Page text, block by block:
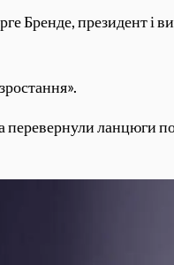
Бренде, президент і
перевернули ланцюги